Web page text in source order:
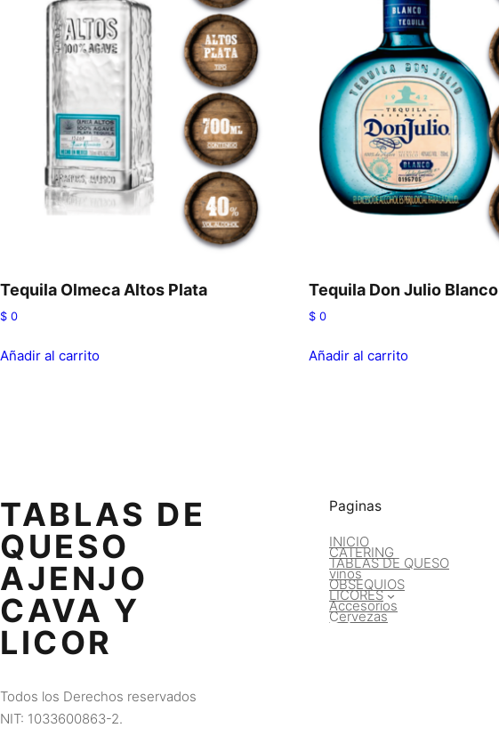
Tequila Olmeca Altos Plata
$ 0
Añadir al carrito
Tequila Don Julio Blanco
$ 0
Añadir al carrito
TABLAS DE
QUESO
AJENJO
CAVA Y
LICOR
Todos los Derechos reservados
NIT: 1033600863-2.
Paginas
INICIO
CATERING
TABLAS DE QUESO
vinos
OBSEQUIOS
LICORES
Accesorios
Cervezas